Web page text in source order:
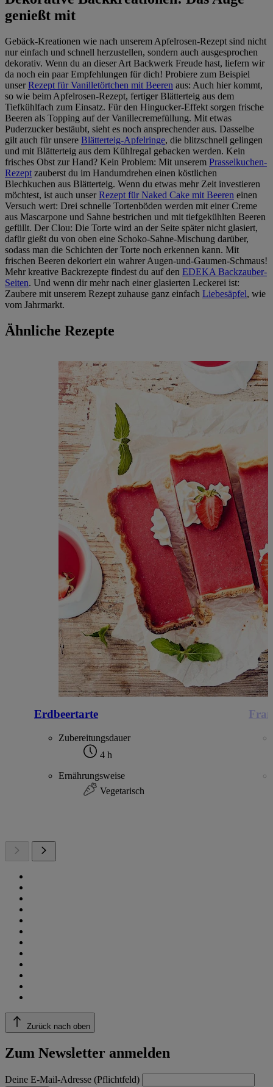
genießt mit
Gebäck-Kreationen wie nach unserem Apfelrosen-Rezept sind nicht
nur einfach und schnell herzustellen, sondern auch ausgesprochen
dekorativ. Wenn du an dieser Art Backwerk Freude hast, liefern wir
da noch ein paar Empfehlungen für dich! Probiere zum Beispiel
unserRezept für Vanilletörtchen mit Beeren aus: Auch hier kommt,
so wie beim Apfelrosen-Rezept, fertiger Blätterteig aus dem
Tiefkühlfach zum Einsatz. Für den Hingucker-Effekt sorgen frische
Beeren als Topping auf der Vanillecremefüllung. Mit etwas
Puderzucker bestäubt, sieht es noch ansprechender aus. Dasselbe
gilt auch für unsere Blätterteig-Apfelringe, die blitzschnell gelingen
und mit Blätterteig aus dem Kühlregal gebacken werden. Kein
frisches Obst zur Hand? Kein Problem: Mit unserem Prasselkuchen-
Rezept zauberst du im Handumdrehen einen köstlichen
Blechkuchen aus Blätterteig. Wenn du etwas mehr Zeit investieren
möchtest, ist auch unserRezept für Naked Cake mit Beeren einen
Versuch wert: Drei schnelle Tortenböden werden mit einer Creme
aus Mascarpone und Sahne bestrichen und mit tiefgekühlten Beeren
gefüllt. Der Clou: Die Torte wird an der Seite später nicht glasiert,
dafür gießt du von oben eine Schoko-Sahne-Mischung darüber,
sodass man die Schichten der Torte noch erkennen kann. Mit
frischen Beeren dekoriert ein wahrer Augen-und-Gaumen-Schmaus!
Mehr kreative Backrezepte findest du auf den EDEKA Backzauber-
Seiten. Und wenn dir mehr nach einer glasierten Leckerei ist:
Zaubere mit unserem Rezept zuhause ganz einfach Liebesäpfel, wie
vom Jahrmarkt.
Ähnliche Rezepte
Erdbeertarte
Zubereitungsdauer
4 h
Ernährungsweise
Vegetarisch
Zurück nach oben
Zum Newsletter anmelden
Deine E-Mail-Adresse (Pflichtfeld)